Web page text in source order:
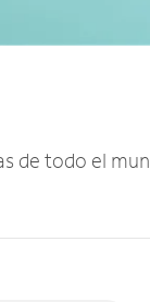
de todo el